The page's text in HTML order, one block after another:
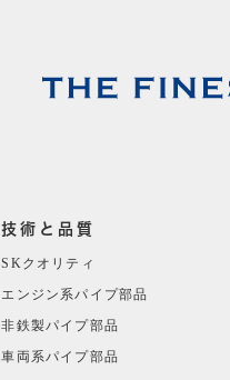
技術と品質
SKクオリティ
エンジン系パイプ部品
非鉄製パイプ部品
車両系パイプ部品